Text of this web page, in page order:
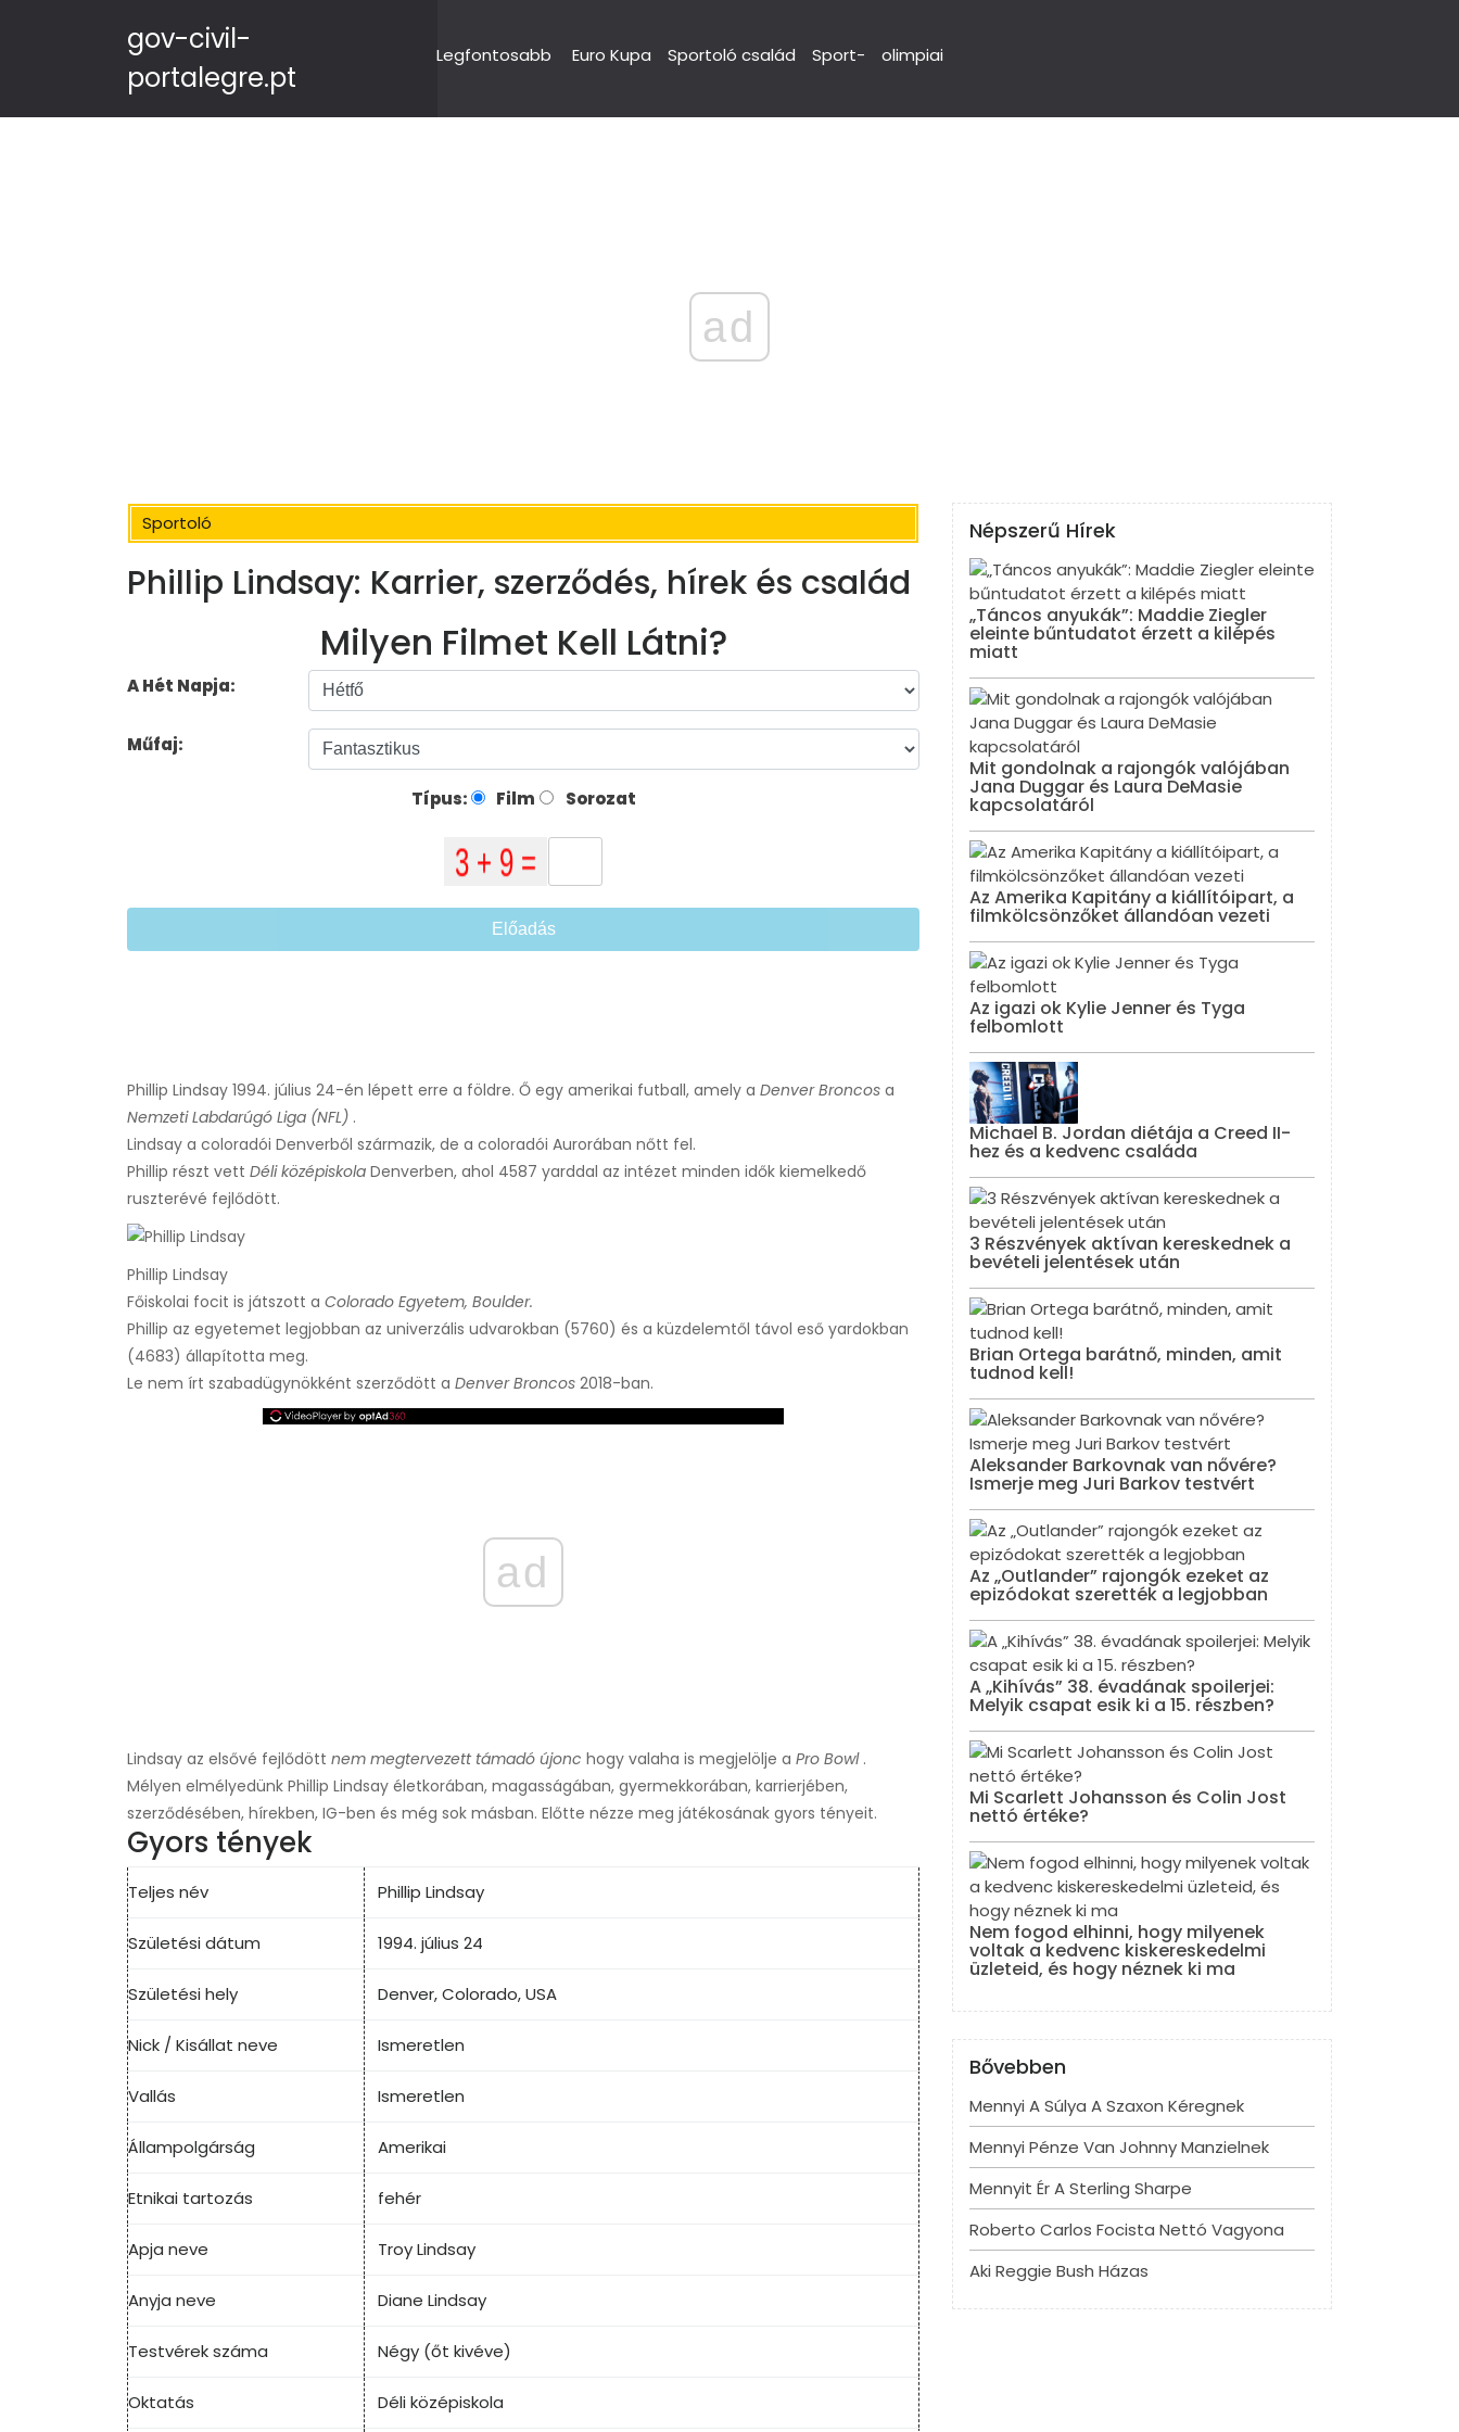
gov-civil-
portalegre.pt
Legfontosabb Euro Kupa Sportoló család Sport- olimpiai
ad
Sportoló
Phillip Lindsay: Karrier, szerződés, hírek és család
Milyen Filmet Kell Látni?
A Hét Napja:
Műfaj:
Típus: Film Sorozat
Előadás
Phillip Lindsay 1994. július 24-én lépett erre a földre. Ő egy amerikai futball, amely a Denver Broncos a
Nemzeti Labdarúgó Liga (NFL) .
Lindsay a coloradói Denverből származik, de a coloradói Aurorában nőtt fel.
Phillip részt vett Déli középiskola Denverben, ahol 4587 yarddal az intézet minden idők kiemelkedő
ruszterévé fejlődött.
Phillip Lindsay
Főiskolai focit is játszott a Colorado Egyetem, Boulder.
Phillip az egyetemet legjobban az univerzális udvarokban (5760) és a küzdelemtől távol eső yardokban
(4683) állapította meg.
Le nem írt szabadügynökként szerződött a Denver Broncos 2018-ban.
ad
Lindsay az elsővé fejlődött nem megtervezett támadó újonc hogy valaha is megjelölje a Pro Bowl.
Mélyen elmélyedünk Phillip Lindsay életkorában, magasságában, gyermekkorában, karrierjében,
szerződésében, hírekben, IG-ben és még sok másban. Előtte nézze meg játékosának gyors tényeit.
Gyors tények
Teljes név Phillip Lindsay
Születési dátum 1994. július 24
Születési hely Denver, Colorado, USA
Nick / Kisállat neve Ismeretlen
Vallás Ismeretlen
Állampolgárság Amerikai
Etnikai tartozás fehér
Apja neve Troy Lindsay
Anyja neve Diane Lindsay
Testvérek száma Négy (őt kivéve)
Oktatás Déli középiskola
Népszerű Hírek
„Táncos anyukák”: Maddie Ziegler
eleinte bűntudatot érzett a kilépés
miatt
Mit gondolnak a rajongók valójában
Jana Duggar és Laura DeMasie
kapcsolatáról
Az Amerika Kapitány a kiállítóipart, a
filmkölcsönzőket állandóan vezeti
Az igazi ok Kylie Jenner és Tyga
felbomlott
Michael B. Jordan diétája a Creed II-
hez és a kedvenc családa
3 Részvények aktívan kereskednek a
bevételi jelentések után
Brian Ortega barátnő, minden, amit
tudnod kell!
Aleksander Barkovnak van nővére?
Ismerje meg Juri Barkov testvért
Az „Outlander” rajongók ezeket az
epizódokat szerették a legjobban
A „Kihívás” 38. évadának spoilerjei:
Melyik csapat esik ki a 15. részben?
Mi Scarlett Johansson és Colin Jost
nettó értéke?
Nem fogod elhinni, hogy milyenek
voltak a kedvenc kiskereskedelmi
üzleteid, és hogy néznek ki ma
Bővebben
Mennyi A Súlya A Szaxon Kéregnek
Mennyi Pénze Van Johnny Manzielnek
Mennyit Ér A Sterling Sharpe
Roberto Carlos Focista Nettó Vagyona
Aki Reggie Bush Házas